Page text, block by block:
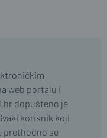
web portalu i
dopušteno je
korisnik koji
prethodno se